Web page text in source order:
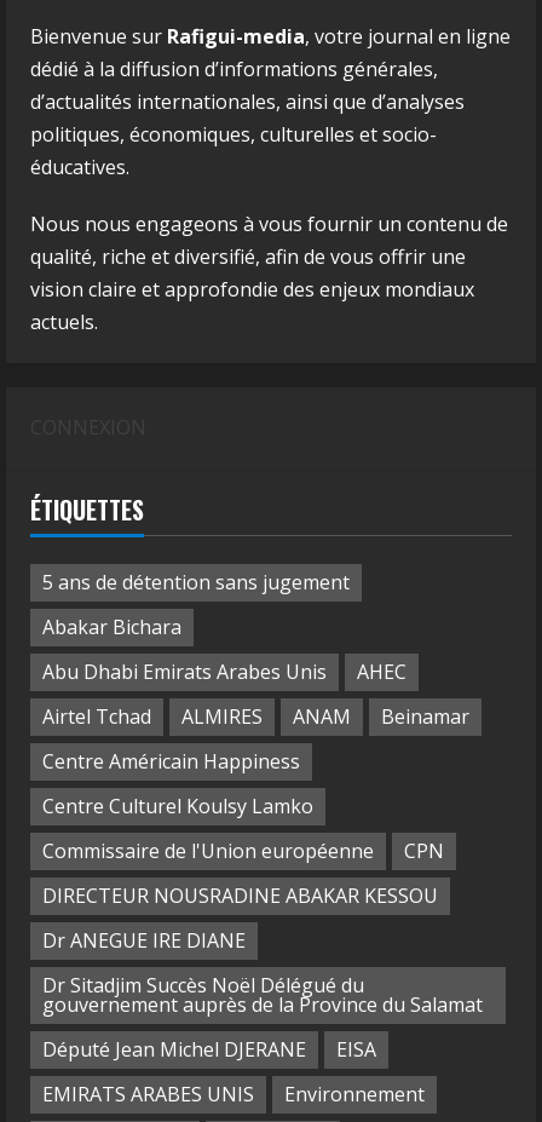
Bienvenue sur Rafigui-media, votre journal en ligne
dédié à la diffusion d’informations générales,
d’actualités internationales, ainsi que d’analyses
politiques, économiques, culturelles et socio-
éducatives.
Nous nous engageons à vous fournir un contenu de
qualité, riche et diversifié, afin de vous offrir une
vision claire et approfondie des enjeux mondiaux
actuels.
ÉTIQUETTES
5 ans de détention sans jugement
Abakar Bichara
Abu Dhabi Emirats Arabes Unis
AHEC
Airtel Tchad
ALMIRES ANAM
Beinamar
Centre Américain Happiness
Centre Culturel Koulsy Lamko
Commissaire de l'Union européenne
CPN
DIRECTEUR NOUSRADINE ABAKAR KESSOU
Dr ANEGUE IRE DIANE
Dr Sitadjim Succès Noël Délégué du
gouvernement auprès de la Province du Salamat
Député Jean Michel DJERANE
EISA
EMIRATS ARABES UNIS
Environnement